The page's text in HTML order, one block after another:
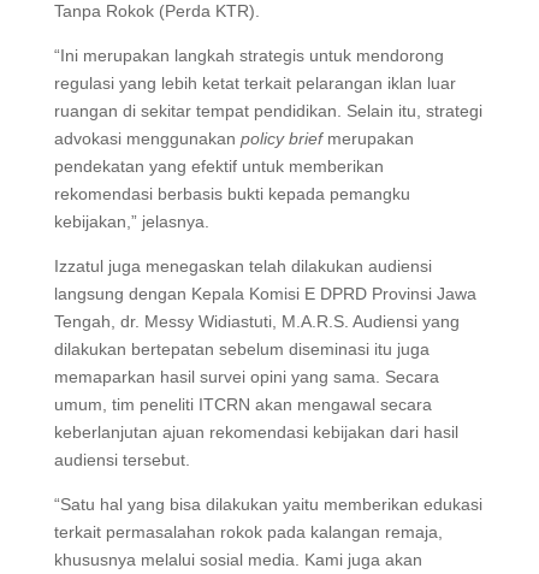
Tanpa Rokok (Perda KTR).
“Ini merupakan langkah strategis untuk mendorong
regulasi yang lebih ketat terkait pelarangan iklan luar
ruangan di sekitar tempat pendidikan. Selain itu, strategi
advokasi menggunakan policy briefmerupakan
pendekatan yang efektif untuk memberikan
rekomendasi berbasis bukti kepada pemangku
kebijakan,” jelasnya.
Izzatul juga menegaskan telah dilakukan audiensi
langsung dengan Kepala Komisi E DPRD Provinsi Jawa
Tengah, dr. Messy Widiastuti, M.A.R.S. Audiensi yang
dilakukan bertepatan sebelum diseminasi itu juga
memaparkan hasil survei opini yang sama. Secara
umum, tim peneliti ITCRN akan mengawal secara
keberlanjutan ajuan rekomendasi kebijakan dari hasil
audiensi tersebut.
“Satu hal yang bisa dilakukan yaitu memberikan edukasi
terkait permasalahan rokok pada kalangan remaja,
khususnya melalui sosial media. Kami juga akan